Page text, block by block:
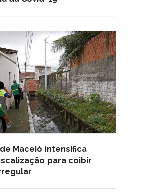
Maceió intensifica
para coibir